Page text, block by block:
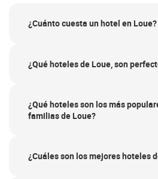
¿Cuánto cuesta un hotel en Loue?
¿Qué hoteles de Loue, son
¿Qué hoteles son los más
familias de Loue?
¿Cuáles son los mejores hoteles